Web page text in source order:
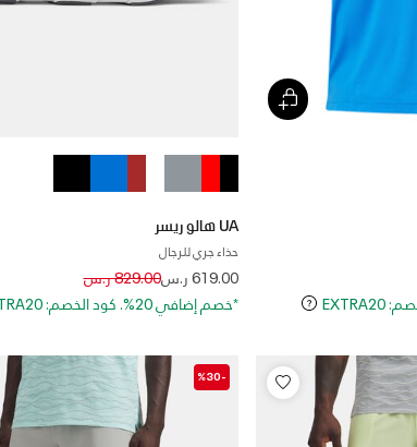
UA هالو ريسر
حذاء جري للرجال
619.00 ر.سPrice reduced from
829.00 ر.سto
*خصم إضافي 20%. كود الخصم: EXTRA20
-%30